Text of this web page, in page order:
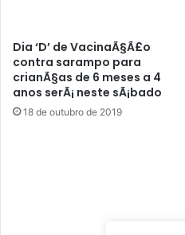
Dia ‘D’ de VacinaÃ§Ã£o
contra sarampo para
crianÃ§as de 6 meses a 4
anos serÃ¡ neste sÃ¡bado
18 de outubro de 2019